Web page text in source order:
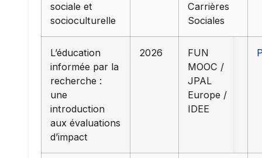
sociale et
socioculturelle
Carrières
Sociales
L’éducation
informée par la
recherche :
une
introduction
aux évaluations
d’impact
2026
FUN
MOOC /
JPAL
Europe /
IDEE